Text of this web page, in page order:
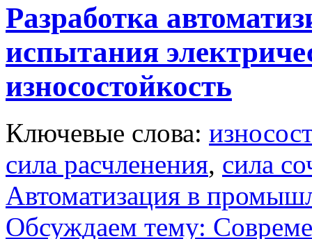
Разработка
испытания
износостойкость
Ключевые слова:
сила расчленения, сила
Автоматизация в
Обсуждаем тему: